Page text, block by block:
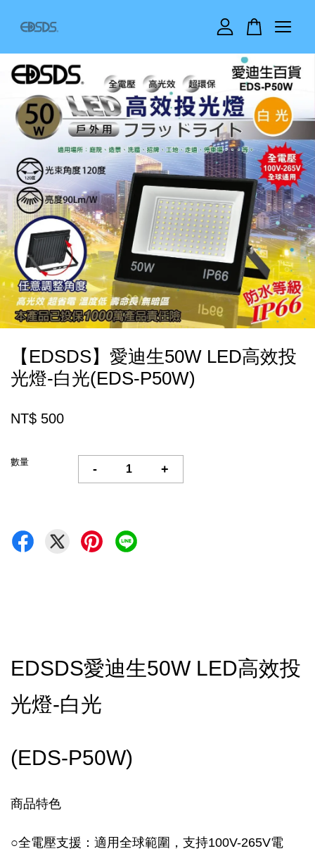
【EDSDS】愛迪生50W LED高效投
光燈-白光(EDS-P50W)
NT$ 500
數量
- +
EDSDS愛迪生50W LED高效投
光燈-白光
(EDS-P50W)
商品特色
○全電壓支援：適用全球範圍，支持100V-265V電
您的購物車目前還是空的。
繼續購物